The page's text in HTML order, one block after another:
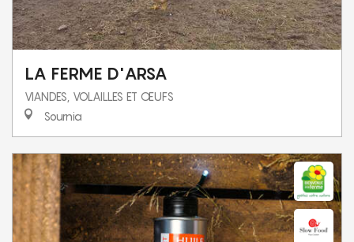
LA FERME D'ARSA
VIANDES, VOLAILLES ET ŒUFS
Sournia